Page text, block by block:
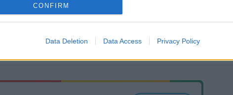
CONFIRM
Data Deletion Data Access Privacy Policy